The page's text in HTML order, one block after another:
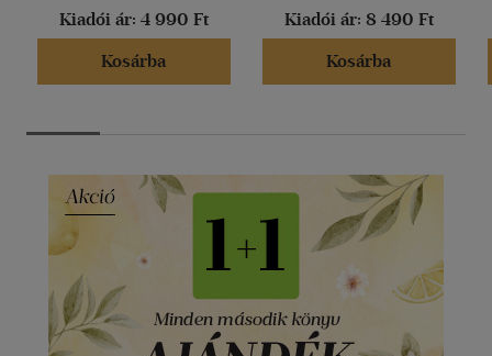
Kiadói ár: 4 990 Ft
Kosárba
Kiadói ár: 8 490 Ft
Kosárba